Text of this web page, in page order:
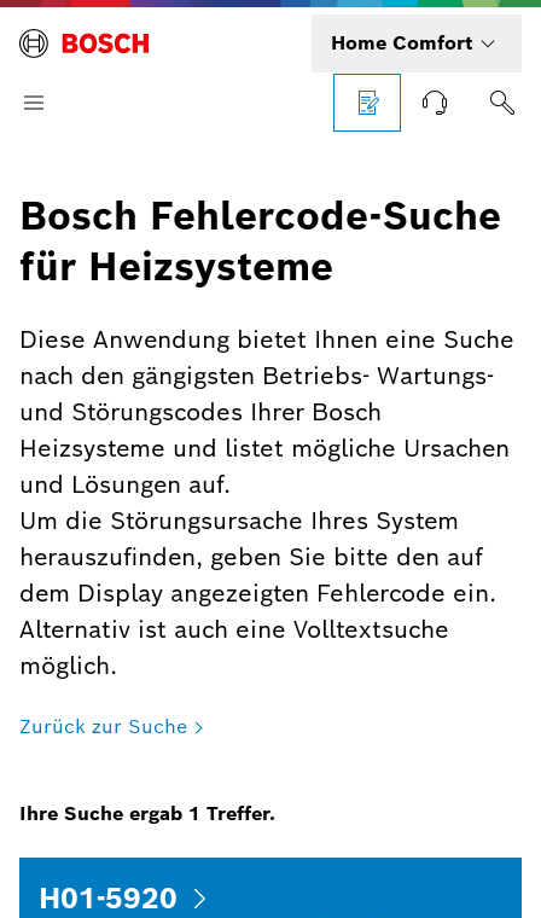
Home Comfort
Bosch Fehlercode-Suche
für Heizsysteme
Diese Anwendung bietet Ihnen eine Suche
nach den gängigsten Betriebs- Wartungs-
und Störungscodes Ihrer Bosch
Heizsysteme und listet mögliche Ursachen
und Lösungen auf.
Um die Störungsursache Ihres System
herauszufinden, geben Sie bitte den auf
dem Display angezeigten Fehlercode ein.
Alternativ ist auch eine Volltextsuche
möglich.
Zurück zur Suche
Ihre Suche ergab 1 Treffer.
H01-5920